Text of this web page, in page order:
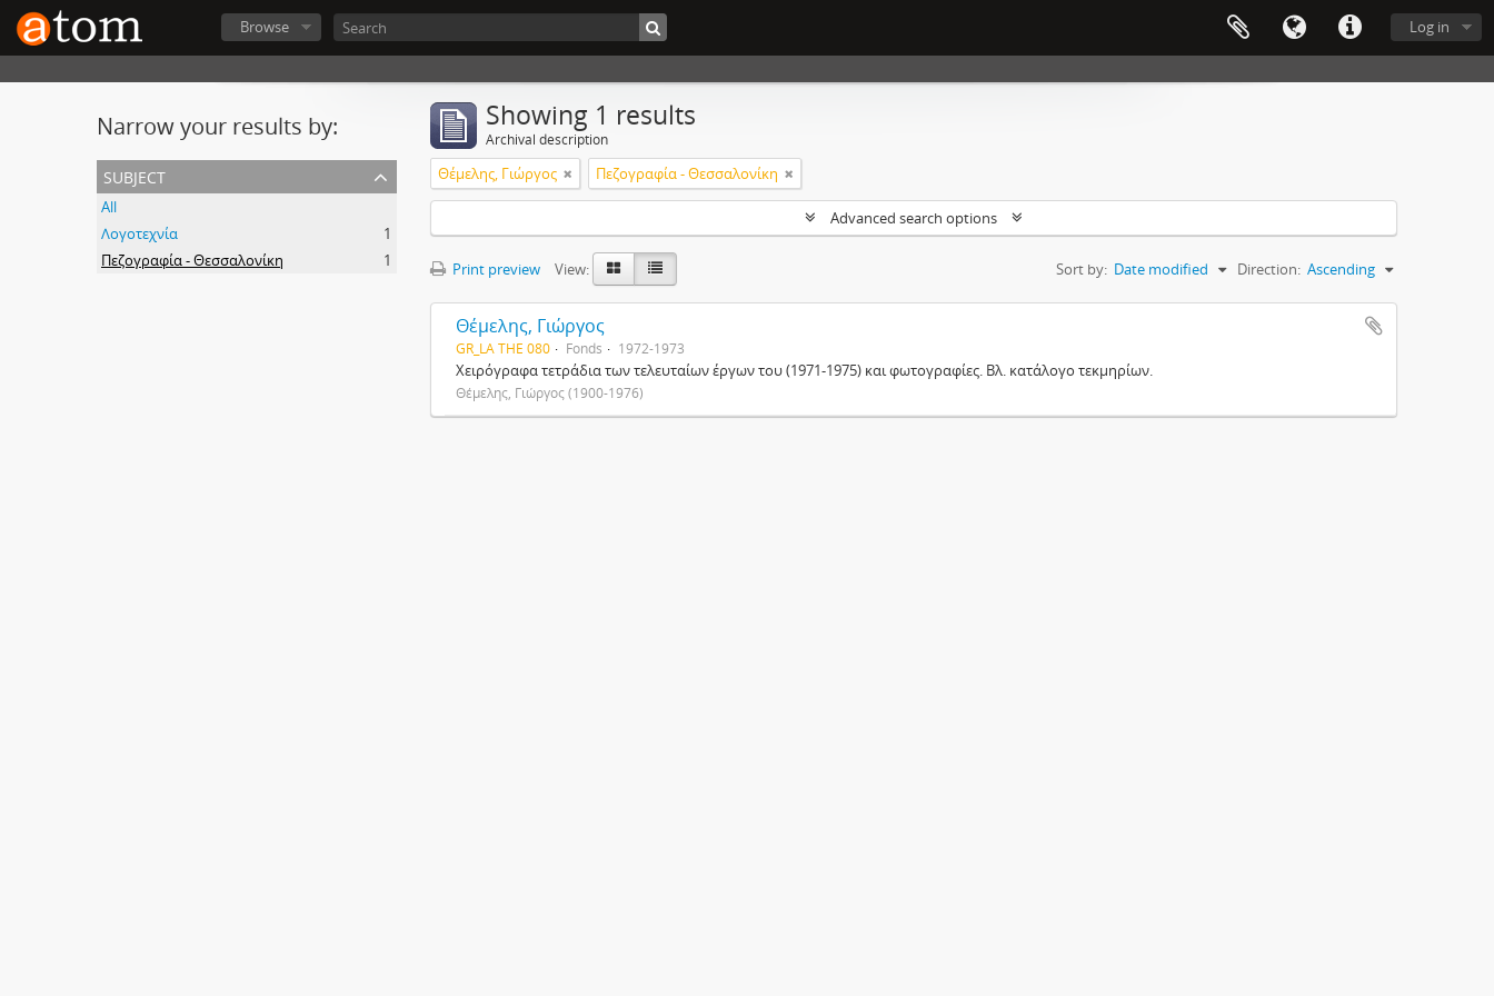
Log in
Browse
Narrow your results by:
subject
All
Λογοτεχνία
1
Πεζογραφία - Θεσσαλονίκη
1
Showing 1 results
Archival description
Θέμελης, Γιώργος Πεζογραφία - Θεσσαλονίκη
Advanced search options
Print preview View: Sort by: Date modified Direction: Ascending
Θέμελης, Γιώργος
GR_LA THE 080 Fonds 1972-1973
Χειρόγραφα τετράδια των τελευταίων έργων του (1971-1975) και φωτογραφίες. Βλ. κατάλογο τεκμηρίων.
Θέμελης, Γιώργος (1900-1976)